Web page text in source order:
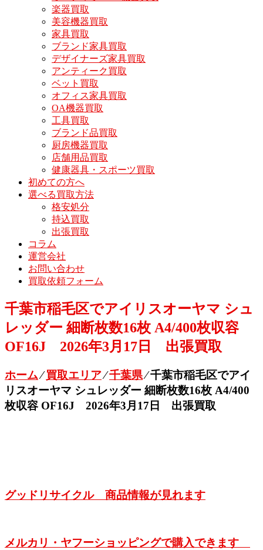
楽器買取
美容機器買取
家具買取
ブランド家具買取
デザイナーズ家具買取
アンティーク買取
ベット買取
オフィス家具買取
OA機器買取
工具買取
ブランド品買取
厨房機器買取
店舗用品買取
健康器具・スポーツ買取
初めての方へ
選べる買取方法
格安処分
持込買取
出張買取
コラム
運営会社
お問い合わせ
買取依頼フォーム
千葉市稲毛区でアイリスオーヤマ シュ
レッダー 細断枚数16枚 A4/400枚収容
OF16J 2026年3月17日 出張買取
ホーム⁄買取エリア⁄千葉県⁄千葉市稲毛区でアイ
リスオーヤマ シュレッダー 細断枚数16枚 A4/400
枚収容 OF16J 2026年3月17日 出張買取
グッドリサイクル 商品情報が見れます
メルカリ・ヤフーショッピングで購入できます